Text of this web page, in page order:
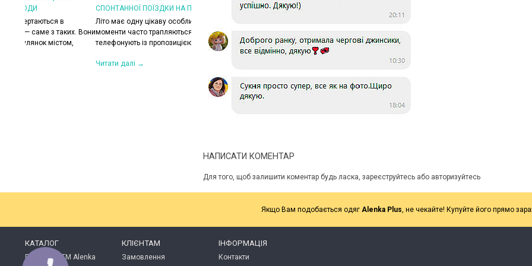
СПОНТАННОЇ ПОЇЗДКИ НА ПЛЯЖ
Літо має одну цікаву особливість — найкращі
моменти часто трапляються несподівано. Друзі
телефонують із пропозицією поїхати на озеро,...
КОЛИ ЗРАНКУ СПЕКА, А ВВЕЧЕРІ ВЖЕ
ХОЧЕТЬСЯ КУРТКУ?
Цього літа погода ніби вирішила перевірити всіх
на готовність до сюрпризів. Зранку світить
сонце і +30°C, після обіду приходить сильний...
Читати далі →
Літо — це час, коли хочеться почуватися легко,
впевнено та комфортно. Саме тому все більше
жінок звертають увагу не лише на купальники ,
НАПИСАТИ КОМЕНТАР
Для того, щоб залишити коментар будь ласка, зареєструйтесь або авторизуйтесь
Якщо Вам подобається одяг Alenka Plus, не чекайте! Купуйте його прямо
КАТАЛОГ
Продукція ТМ Alenka
КЛІЄНТАМ
Замовлення
ІНФОРМАЦІЯ
Контакти